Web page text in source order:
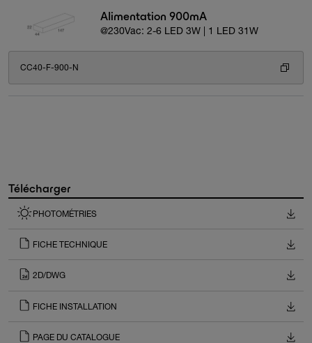
Alimentation 900mA
@230Vac: 2-6 LED 3W | 1 LED 31W
CC40-F-900-N
Télécharger
PHOTOMÉTRIES
FICHE TECHNIQUE
2D/DWG
FICHE INSTALLATION
PAGE DU CATALOGUE